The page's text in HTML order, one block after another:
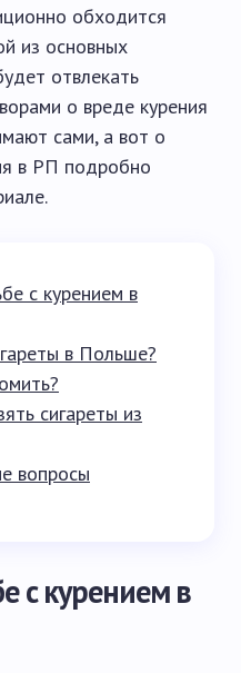
обходится
из основных
отвлекать
о вреде курения
сами, а вот о
в РП подробно
с курением в
в Польше?
сигареты из
вопросы
с курением в